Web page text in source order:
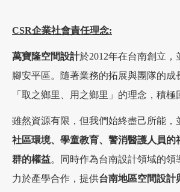
CSR企業社會責任理念:
萬寶隆空間設計於2012年在台南創立，
腳安平區。隨著業務的拓展與團隊的成
「取之鄉里、用之鄉里」的理念，積極
雖然資源有限，但我們始終盡己所能，
社區環境、學童教育、警消醫護人員的
群的權益。同時作為台南設計領域的領
力於產學合作，提供台南地區空間設計